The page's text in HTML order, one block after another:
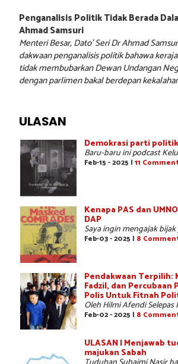
Penganalisis Politik Tidak Berada
Ahmad Samsuri
Menteri Besar, Dato’ Seri Dr Ahmad
dakwaan penganalisis politik bahawa
tidak membubarkan Dewan Undangan
dengan parlimen bakal berdepan
ULASAN
Demokrasi parti
Baru-baru ini podcast
Feb-15 - 2025 | 11
Kenapa PAS dan
DAP
Saya ingin mengajak bijak
Feb-03 - 2025 | 8
Pendakwaan Terpilih:
Fadzil, dan Percubaan
Polis Untuk Fitnah
Oleh Hilmi Afendi Selepas
Feb-02 - 2025 | 8
ULASAN | Menjawab
majukan Sabah